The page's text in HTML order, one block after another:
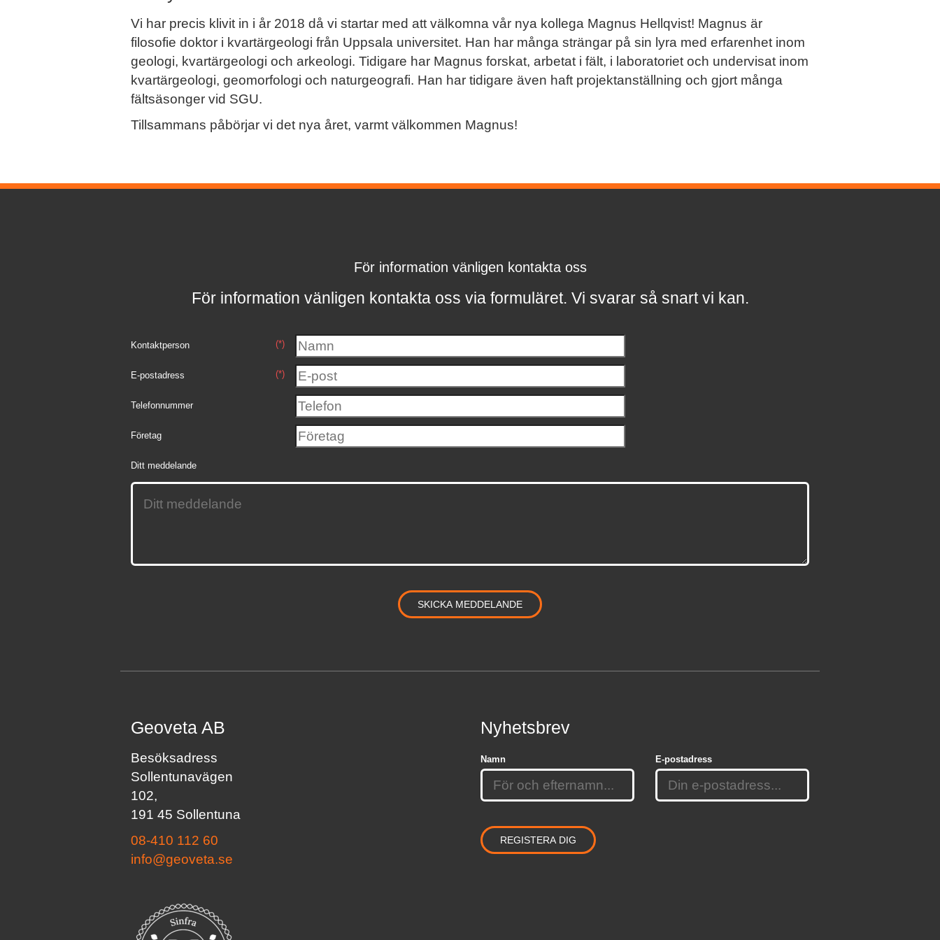
Vi har precis klivit in i år 2018 då vi startar med att välkomna vår nya kollega Magnus Hellqvist! Magnus är
filosofie doktor i kvartärgeologi från Uppsala universitet. Han har många strängar på sin lyra med erfarenhet inom
geologi, kvartärgeologi och arkeologi. Tidigare har Magnus forskat, arbetat i fält, i laboratoriet och undervisat inom
kvartärgeologi, geomorfologi och naturgeografi. Han har tidigare även haft projektanställning och gjort många
fältsäsonger vid SGU.
Tillsammans påbörjar vi det nya året, varmt välkommen Magnus!
För information vänligen kontakta oss
För information vänligen kontakta oss via formuläret. Vi svararså snart vi kan.
Kontaktperson (*)
E-postadress (*)
Telefonnummer
Företag
Ditt meddelande
Geoveta AB
Besöksadress
Sollentunavägen
102,
191 45 Sollentuna
08-410 112 60
info@geoveta.se
Nyhetsbrev
Namn E-postadress